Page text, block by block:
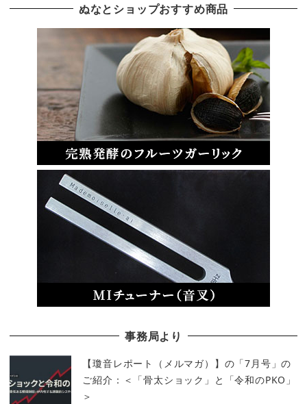
ぬなとショップおすすめ商品
事務局より
【瓊音レポート（メルマガ）】の「7月号」の
ご紹介：＜「骨太ショック」と「令和のPKO」
＞